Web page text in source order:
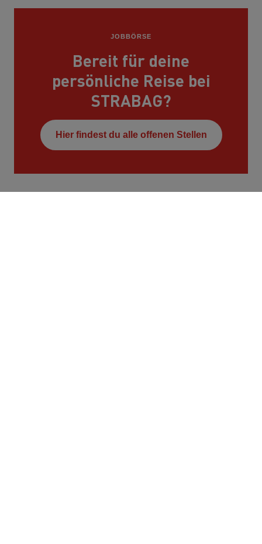
JOBBÖRSE
Bereit für deine
persönliche Reise bei
STRABAG?
Hier findest du alle offenen Stellen